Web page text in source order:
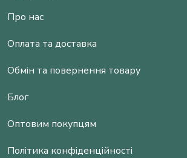
Про нас
Оплата та доставка
Обмін та повернення товару
Блог
Оптовим покупцям
Політика конфіденційності